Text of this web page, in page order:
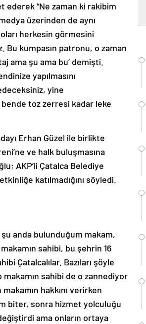
ederek “Ne zaman ki rakibim
üzerinden de aynı
herkesin görmesini
Bu kumpasın patronu, o zaman
ama şu ama bu’ demişti.
yapılmasını
yine
bende toz zerresi kadar leke
Erhan Güzel ile birlikte
ve halk buluşmasına
AKP’li Çatalca Belediye
katılmadığını söyledi.
anda bulunduğum makam,
sahibi, bu şehrin 16
Çatalcalılar. Bazıları şöyle
sahibi de o zannediyor
hakkını verirken
biter, sonra hizmet yolculuğu
ama onların ortaya